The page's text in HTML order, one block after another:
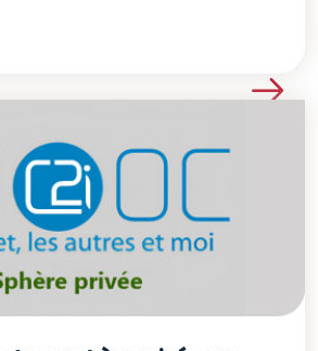
Voir les détails de la